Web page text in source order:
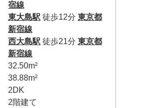
宿線
東大島駅 徒歩12分東京都
新宿線
西大島駅 徒歩21分東京都
新宿線
32.50m²
38.88m²
2DK
2階建て